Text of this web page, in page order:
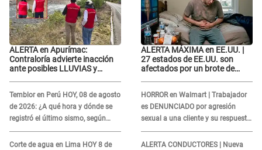
ALERTA en Apurímac:
Contraloría advierte inacción
ante posibles LLUVIAS y
Temblor en Perú HOY, 08 de agosto
de 2026: ¿A qué hora y dónde se
registró el último sismo, según
IGP?
Corte de agua en Lima HOY 8 de
ALERTA MÁXIMA en EE.UU. |
27 estados de EE.UU. son
afectados por un brote de
HORROR en Walmart | Trabajador
es DENUNCIADO por agresión
sexual a una cliente y su respuesta
INDIGNÓ A TODOS
ALERTA CONDUCTORES | Nueva